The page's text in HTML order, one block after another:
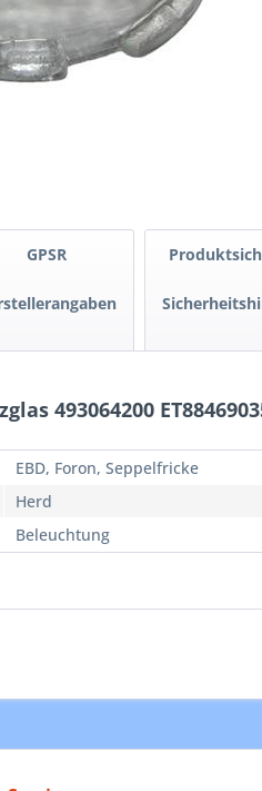
GPSR
493064200
EBD, Foron, Seppelfricke
Herd
Beleuchtung